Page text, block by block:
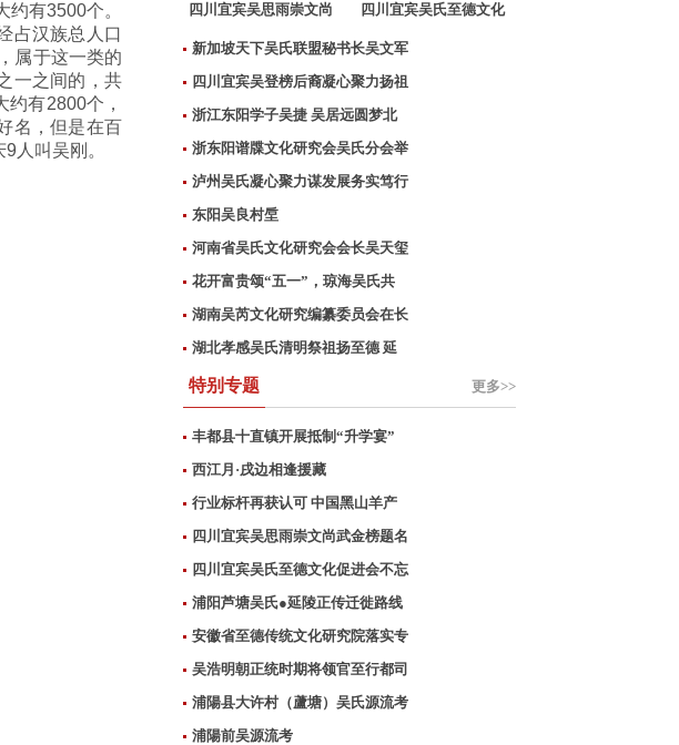
有3500个。
占汉族总人口
属于这一类的
一之间的，共
有2800个，
名，但是在百
人叫吴刚。
四川宜宾吴思雨崇文尚
武
四川宜宾吴氏至德文化
新加坡天下吴氏联盟秘书长吴文军
四川宜宾吴登榜后裔凝心聚力扬祖
浙江东阳学子吴捷 吴居远圆梦北
浙东阳谱牒文化研究会吴氏分会举
泸州吴氏凝心聚力谋发展务实笃行
东阳吴良村垕
河南省吴氏文化研究会会长吴天玺
花开富贵颂“五一”，琼海吴氏共
湖南吴芮文化研究编纂委员会在长
湖北孝感吴氏清明祭祖扬至德 延
特别专题 更多>>
丰都县十直镇开展抵制“升学宴”
西江月·戌边相逢援藏
行业标杆再获认可 中国黑山羊产
四川宜宾吴思雨崇文尚武金榜题名
四川宜宾吴氏至德文化促进会不忘
浦阳芦塘吴氏●延陵正传迁徙路线
安徽省至德传统文化研究院落实专
吴浩明朝正统时期将领官至行都司
浦陽县大许村（蘆塘）吴氏源流考
浦陽前吴源流考